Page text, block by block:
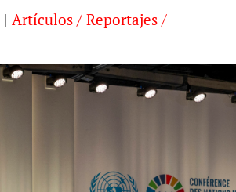
| Artículos / Reportajes /